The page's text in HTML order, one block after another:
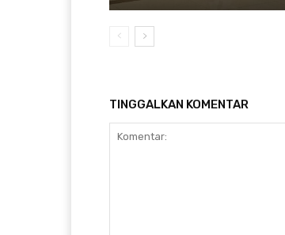
TINGGALKAN KOMENTAR